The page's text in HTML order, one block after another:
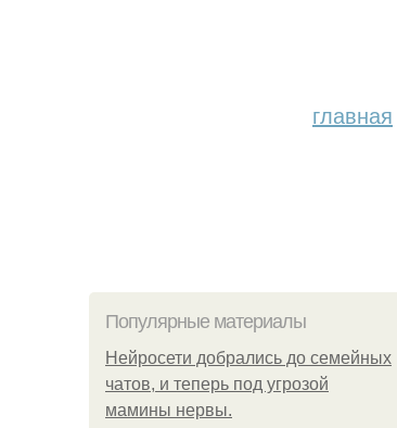
главная
Популярные материалы
Нейросети добрались до семейных
чатов, и теперь под угрозой
мамины нервы.